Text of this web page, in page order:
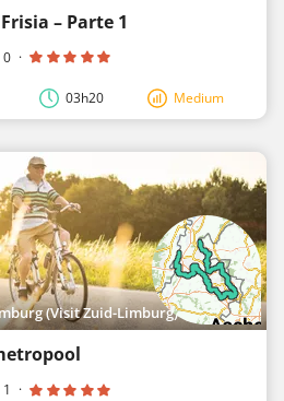
– Parte 1
0 ·
03h20 Medium
(Visit Zuid-Limburg)
1 ·